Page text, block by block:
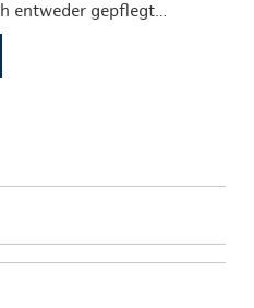
entweder gepflegt…